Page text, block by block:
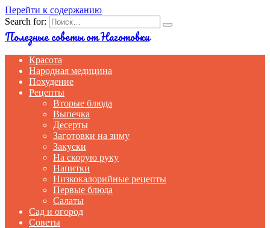
Перейти к содержанию
Search for:
Полезные советы от Наготовки
Красота
Народная медицина
Похудение
Рецепты
Вторые блюда
Выпечка
Десерты
Заготовки на зиму
Закуски
На скорую руку
Напитки
Низкокалорийные рецепты
Первые блюда
Салаты
Сад и огород
Советы